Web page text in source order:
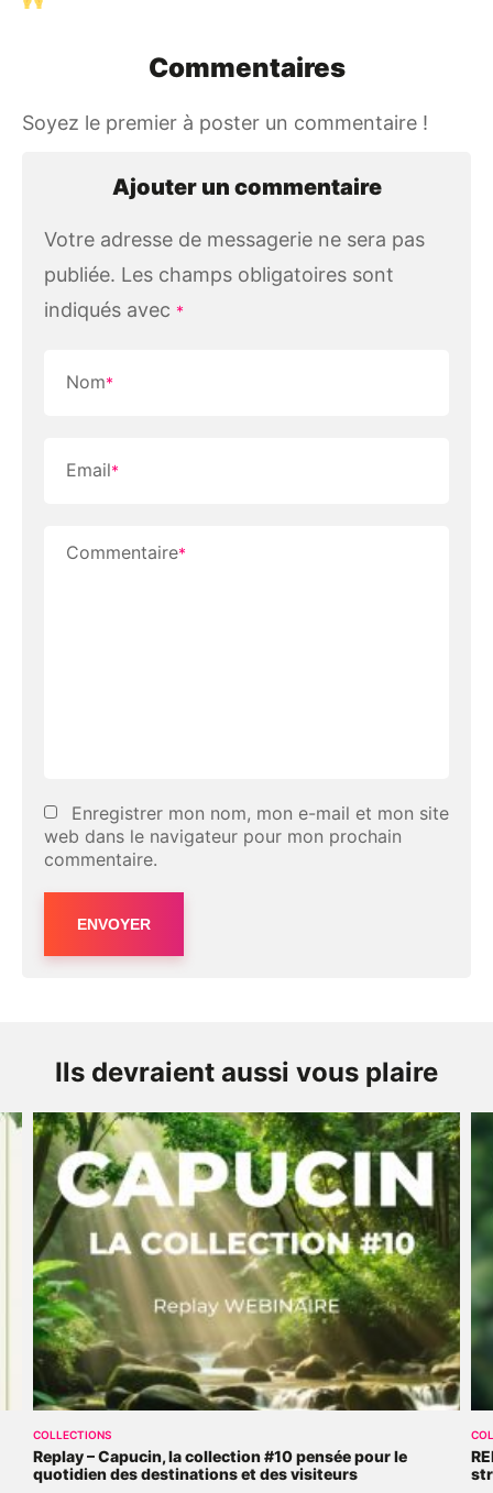
Commentaires
Soyez le premier à poster un commentaire !
Ajouter un commentaire
Votre adresse de messagerie ne sera pas
publiée. Les champs obligatoires sont
indiqués avec *
Nom*
Email*
Commentaire*
Enregistrer mon nom, mon e-mail et mon site
web dans le navigateur pour mon prochain
commentaire.
Ils devraient aussi vous plaire
COLLECTIONS
Replay – Capucin, la collection #10 pensée pour le
quotidien des destinations et des visiteurs